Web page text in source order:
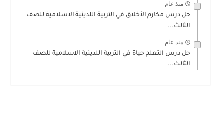
منذ عام
حل درس مكارم الأخلاق في التربية اللدينية الاسلامية للصف
الثالث...
منذ عام
حل درس التعلم حياة في التربية اللدينية الاسلامية للصف
الثالث...